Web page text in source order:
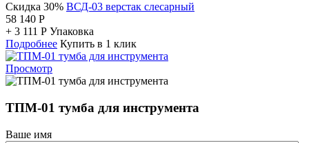
Скидка 30% ВСД-03 верстак слесарный
58 140 Р
+ 3 111 Р Упаковка
Подробнее Купить в 1 клик
Просмотр
ТПМ-01 тумба для инструмента
Ваше имя